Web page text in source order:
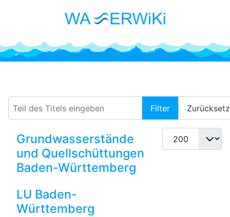
Filter
Anzeige #
Grundwasserstände
und Quellschüttungen
Baden-Württemberg
LU Baden-
Württemberg